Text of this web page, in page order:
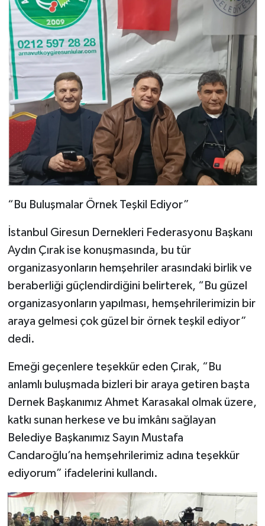
“Bu Buluşmalar Örnek Teşkil Ediyor”
İstanbul Giresun Dernekleri Federasyonu Başkanı
Aydın Çırak ise konuşmasında, bu tür
organizasyonların hemşehriler arasındaki birlik ve
beraberliği güçlendirdiğini belirterek, “Bu güzel
organizasyonların yapılması, hemşehrilerimizin bir
araya gelmesi çok güzel bir örnek teşkil ediyor”
dedi.
Emeği geçenlere teşekkür eden Çırak, “Bu
anlamlı buluşmada bizleri bir araya getiren başta
Dernek Başkanımız Ahmet Karasakal olmak üzere,
katkı sunan herkese ve bu imkânı sağlayan
Belediye Başkanımız Sayın Mustafa
Candaroğlu’na hemşehrilerimiz adına teşekkür
ediyorum” ifadelerini kullandı.